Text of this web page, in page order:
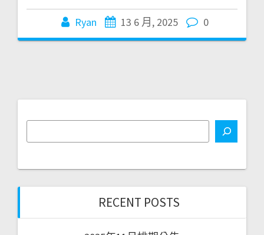
Ryan 13 6 月, 2025 0
RECENT POSTS